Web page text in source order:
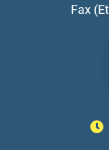
Fax